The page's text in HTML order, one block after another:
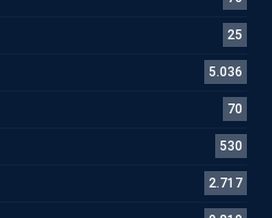
25
5.036
70
530
2.717